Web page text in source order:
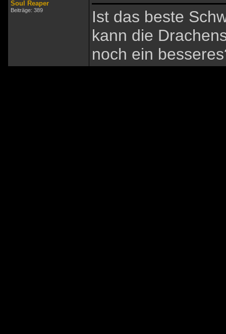
Soul Reaper
Beiträge: 389
Ist das beste
kann die
noch ein